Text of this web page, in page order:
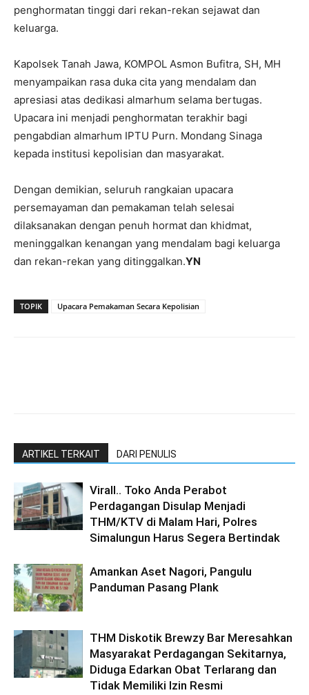
penghormatan tinggi dari rekan-rekan sejawat dan
keluarga.
Kapolsek Tanah Jawa, KOMPOL Asmon Bufitra, SH, MH
menyampaikan rasa duka cita yang mendalam dan
apresiasi atas dedikasi almarhum selama bertugas.
Upacara ini menjadi penghormatan terakhir bagi
pengabdian almarhum IPTU Purn. Mondang Sinaga
kepada institusi kepolisian dan masyarakat.
Dengan demikian, seluruh rangkaian upacara
persemayaman dan pemakaman telah selesai
dilaksanakan dengan penuh hormat dan khidmat,
meninggalkan kenangan yang mendalam bagi keluarga
dan rekan-rekan yang ditinggalkan.YN
TOPIK Upacara Pemakaman Secara Kepolisian
ARTIKEL TERKAIT DARI PENULIS
Virall.. Toko Anda Perabot
Perdagangan Disulap Menjadi
THM/KTV di Malam Hari, Polres
Simalungun Harus Segera Bertindak
Amankan Aset Nagori, Pangulu
Panduman Pasang Plank
THM Diskotik Brewzy Bar Meresahkan
Masyarakat Perdagangan Sekitarnya,
Diduga Edarkan Obat Terlarang dan
Tidak Memiliki Izin Resmi